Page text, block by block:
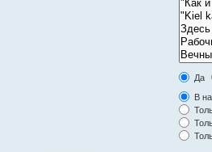
Да
В